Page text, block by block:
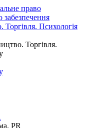
право
забезпечення
Торгівля. Психологія
Торгівля.
PR